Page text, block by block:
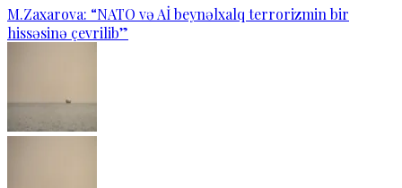
M.Zaxarova: “NATO və Aİ beynəlxalq terrorizmin bir
hissəsinə çevrilib”